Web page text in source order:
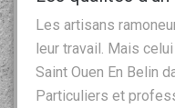
Les artisans
leur travail. Mais
Saint Ouen En Belin
Particuliers et